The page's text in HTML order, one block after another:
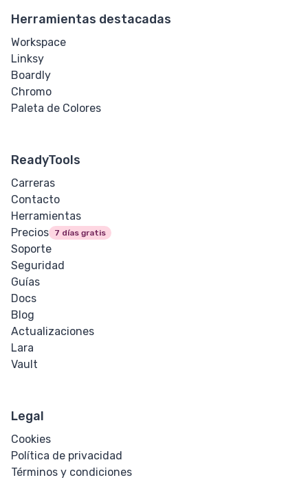
Herramientas destacadas
Workspace
Linksy
Boardly
Chromo
Paleta de Colores
ReadyTools
Carreras
Contacto
Herramientas
Precios
7 días gratis
Soporte
Seguridad
Guías
Docs
Blog
Actualizaciones
Lara
Vault
Legal
Cookies
Política de privacidad
Términos y condiciones